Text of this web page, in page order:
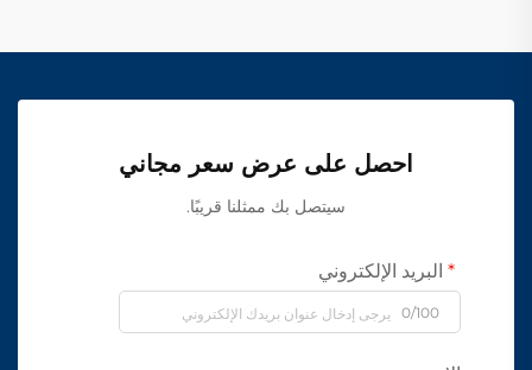
احصل على عرض سعر مجاني
سيتصل بك ممثلنا قريبًا.
البريد الإلكتروني
0/100